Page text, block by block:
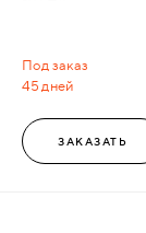
Под заказ
45 дней
ЗАКАЗАТЬ